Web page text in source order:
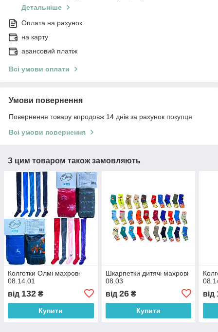
Детальніше
Оплата на рахунок
на карту
авансовий платіж
Всі умови оплати
Умови повернення
Повернення товару впродовж 14 днів за рахунок покупця
Всі умови повернення
З цим товаром також замовляють
Колготки Олмі махрові
08.14.01
від 132 ₴
Купити
Шкарпетки дитячі махрові
08.03
від 26₴
Купити
від